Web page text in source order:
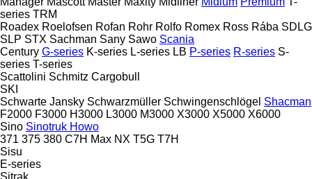
series TRM
Roadex Roelofsen Rofan Rohr Rolfo Romex Ross Rába SDLG
SLP STX Sachman Sany Sawo Scania
Century G-series K-series L-series LB P-series R-series S-
series T-series
Scattolini Schmitz Cargobull
SKI
Schwarte Jansky Schwarzmüller Schwingenschlögel Shacman
F2000 F3000 H3000 L3000 M3000 X3000 X5000 X6000
Sino Sinotruk Howo
371 375 380 C7H Max NX T5G T7H
Sisu
E-series
Sitrak